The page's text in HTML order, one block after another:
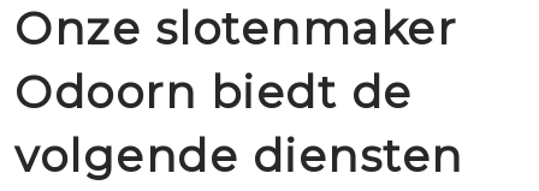
Onze slotenmaker
Odoorn biedt de
volgende diensten